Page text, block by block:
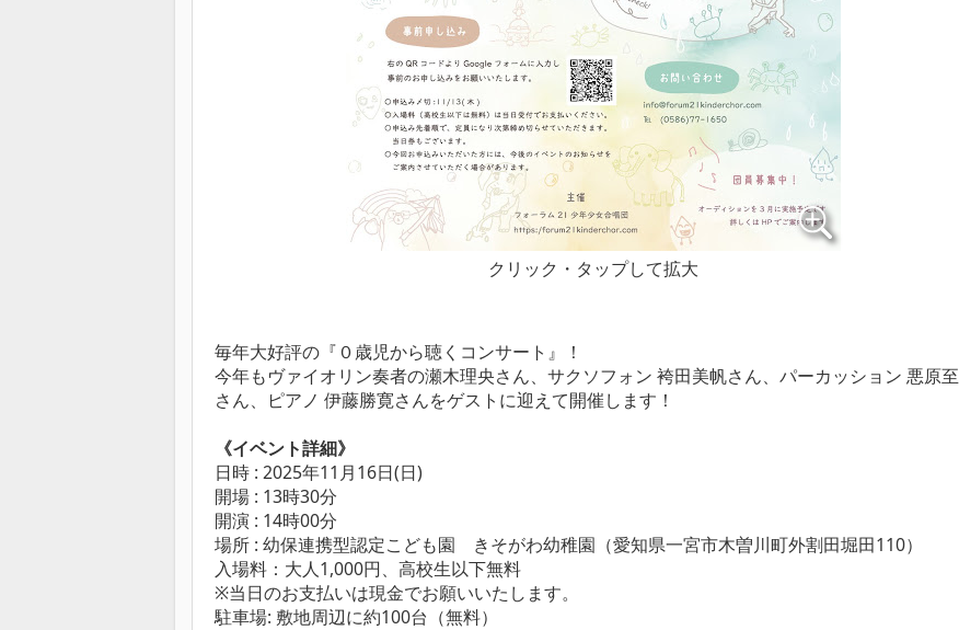
クリック・タップして拡大
毎年大好評の『０歳児から聴くコンサート』！
今年もヴァイオリン奏者の瀬木理央さん、サクソフォン 袴田美帆さん、パーカッション 悪原至
さん、ピアノ 伊藤勝寛さんをゲストに迎えて開催します！
《イベント詳細》
日時 : 2025年11月16日(日)
開場 : 13時30分
開演 : 14時00分
場所 : 幼保連携型認定こども園 きそがわ幼稚園（愛知県一宮市木曽川町外割田堀田110）
入場料： 大人1,000円、高校生以下無料
※当日のお支払いは現金でお願いいたします。
駐車場: 敷地周辺に約100台（無料）